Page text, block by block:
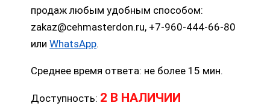
продаж любым удобным способом:
zakaz@cehmasterdon.ru, +7-960-444-66-80
илиWhatsApp.
Среднее время ответа: не более 15 мин.
Доступность: 2 В НАЛИЧИИ